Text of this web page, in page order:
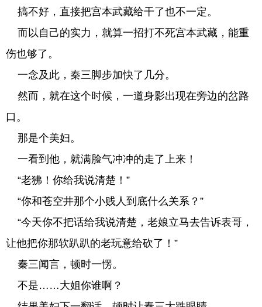
搞不好，直接把宫本武藏给干了也不一定。
而以自己的实力，就算一招打不死宫本武藏，能重
伤也够了。
一念及此，秦三脚步加快了几分。
然而，就在这个时候，一道身影出现在旁边的岔路
口。
那是个美妇。
一看到他，就满脸气冲冲的走了上来！
“老狒！你给我说清楚！”
“你和苍空井那个小贱人到底什么关系？”
“今天你不把话给我说清楚，老娘立马去告诉表哥，
让他把你那软趴趴的老玩意给砍了！”
秦三闻言，顿时一愣。
不是……大姐你谁啊？